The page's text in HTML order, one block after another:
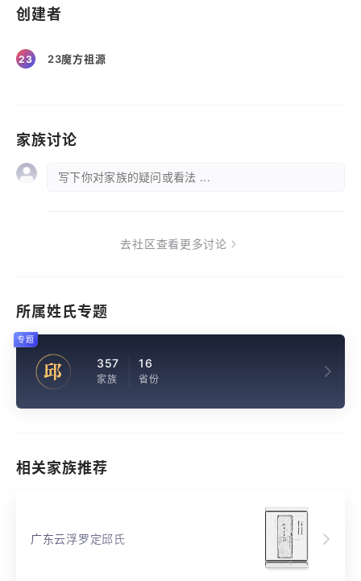
创建者
23 23魔方祖源
家族讨论
写下你对家族的疑问或看法 ...
去社区查看更多讨论
所属姓氏专题
邱 357
家族
16
省份
专题
相关家族推荐
广东云浮罗定邱氏